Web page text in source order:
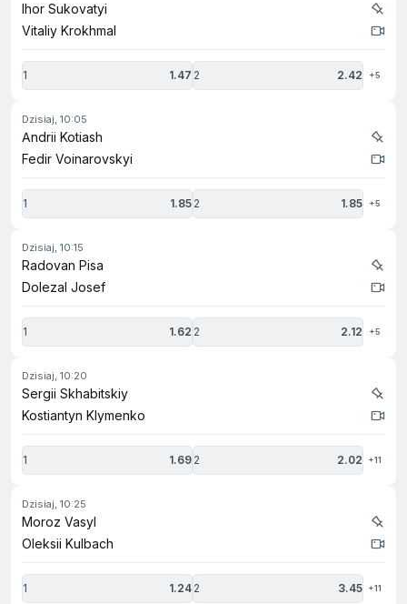
Ihor Sukovatyi
Vitaliy Krokhmal
1 1.47 2 2.42 +5
dzisiaj, 10:05
Andrii Kotiash
Fedir Voinarovskyi
1 1.85 2 1.85 +5
dzisiaj, 10:15
Radovan Pisa
Dolezal Josef
1 1.62 2 2.12 +5
dzisiaj, 10:20
Sergii Skhabitskiy
Kostiantyn Klymenko
1 1.69 2 2.02 +11
dzisiaj, 10:25
Moroz Vasyl
Oleksii Kulbach
1 1.24 2 3.45 +11